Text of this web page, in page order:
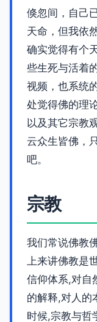
倏忽间，自己
天命，但我依
确实觉得有个
些生死与活着
视频，也系统
处觉得佛的理
以及其它宗教
云众生皆佛，
吧。
宗教
我们常说佛教
上来讲佛教是
信仰体系,对自
的解释,对人的
时候,宗教与哲